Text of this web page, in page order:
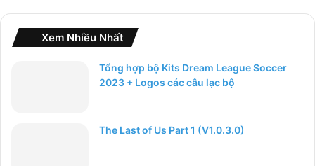
Xem Nhiều Nhất
Tổng hợp bộ Kits Dream League Soccer
2023 + Logos các câu lạc bộ
The Last of Us Part 1 (V1.0.3.0)